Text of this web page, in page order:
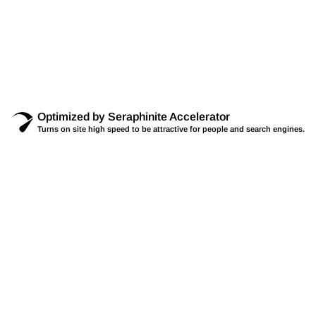
Optimized by Seraphinite Accelerator
Turns on site high speed to be attractive for people and search engines.